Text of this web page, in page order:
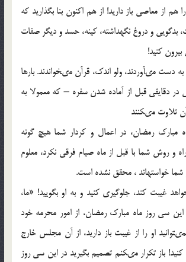
از معاصى باز دارید! از هم اکنون بنا بگذارید که
بدگویى و دروغ نگهداشته، کینه، حسد و دیگر صفات
کنید!
‏دست مى‏آوردند، ولو اندک، قرآن مى‏خواندند. بارها
در دقایقى قبل از آماده شدن سفره – که معمولا به
تلاوت مى‏کنند
مبارک رمضان، در اعمال و کردار شما هیچ گونه
و روش شما با قبل از ماه صیام فرقى نکرد، معلوم
خواسته‏اند ، محقق نشده است.
غیبت کند، جلوگیرى کنید و به او بگویید! «ما،
سى ‏روز ماه مبارک رمضان، از امور محرمه خود
او را از غیبت ‏باز دارید، از آن مجلس خارج
باز تکرار مى‏کنم تصمیم بگیرید در این سى روز